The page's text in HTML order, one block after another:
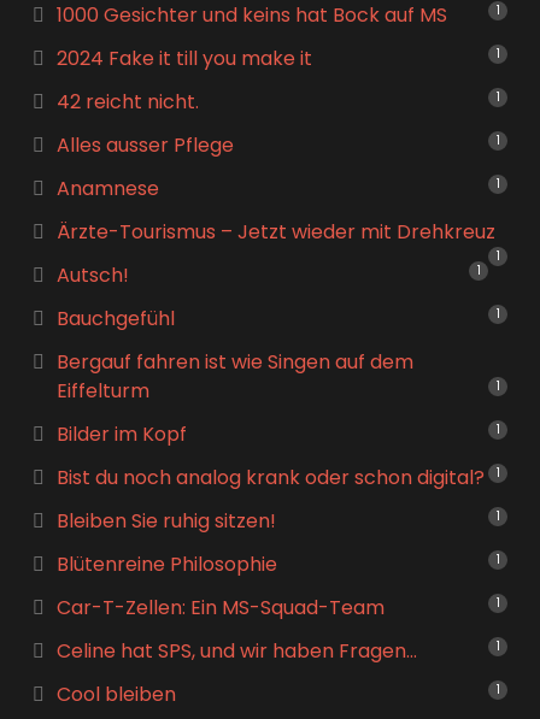
1000 Gesichter und keins hat Bock auf MS 1
2024 Fake it till you make it 1
42 reicht nicht. 1
Alles ausser Pflege 1
Anamnese 1
Ärzte-Tourismus – Jetzt wieder mit Drehkreuz
1
Autsch! 1
Bauchgefühl 1
Bergauf fahren ist wie Singen auf dem
Eiffelturm
1
Bilder im Kopf 1
Bist du noch analog krank oder schon digital? 1
Bleiben Sie ruhig sitzen! 1
Blütenreine Philosophie 1
Car-T-Zellen: Ein MS-Squad-Team 1
Celine hat SPS, und wir haben Fragen… 1
Cool bleiben 1